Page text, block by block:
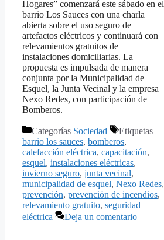
Hogares” comenzará este sábado en el
barrio Los Sauces con una charla
abierta sobre el uso seguro de
artefactos eléctricos y continuará con
relevamientos gratuitos de
instalaciones domiciliarias. La
propuesta es impulsada de manera
conjunta por la Municipalidad de
Esquel, la Junta Vecinal y la empresa
Nexo Redes, con participación de
Bomberos.
Categorías Sociedad
Etiquetas
barrio los sauces, bomberos,
calefacción eléctrica, capacitación,
esquel, instalaciones eléctricas,
invierno seguro, junta vecinal,
municipalidad de esquel, Nexo Redes,
prevención, prevención de incendios,
relevamiento gratuito, seguridad
eléctrica
Deja un comentario